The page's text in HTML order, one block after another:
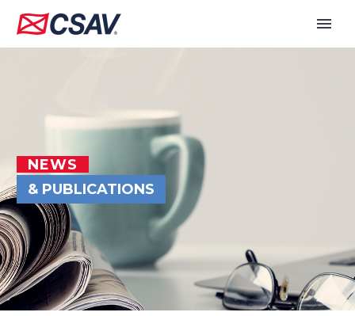
NEWS
& PUBLICATIONS